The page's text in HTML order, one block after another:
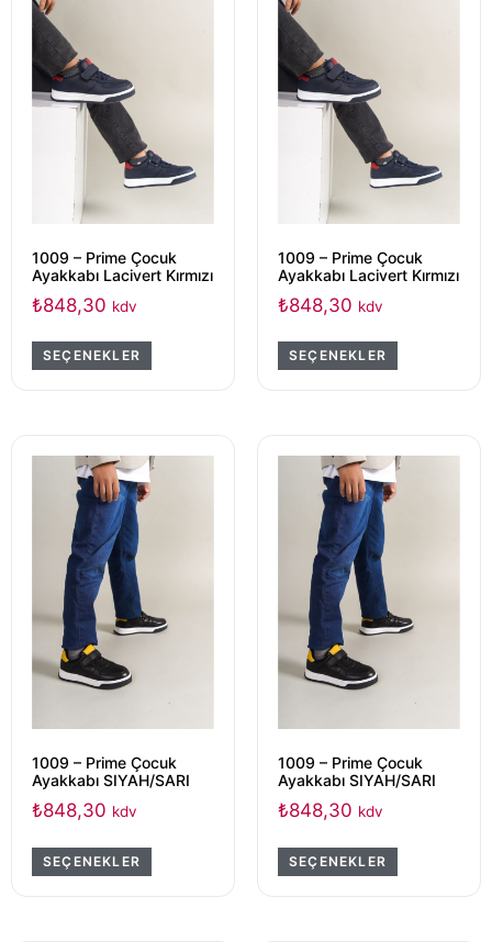
1009 – Prime Çocuk
Ayakkabı Lacivert Kırmızı
₺848,30 kdv
SEÇENEKLER
1009 – Prime Çocuk
Ayakkabı Lacivert Kırmızı
₺848,30 kdv
SEÇENEKLER
1009 – Prime Çocuk
Ayakkabı SIYAH/SARI
₺848,30 kdv
SEÇENEKLER
1009 – Prime Çocuk
Ayakkabı SIYAH/SARI
₺848,30 kdv
SEÇENEKLER